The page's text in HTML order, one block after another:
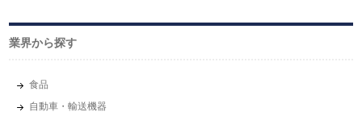
業界から探す
⾷品
自動車・輸送機器